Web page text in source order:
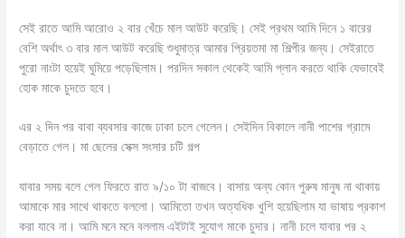
সেই রাতে আমি আরোও ২ বার খেঁচে মাল আউট করেছি। সেই প্রথম আমি দিনে ১ বারের
বেশি অর্থাৎ ৩ বার মাল আউট করেছি শুধুমাত্র আমার প্রিয়তমা মা শিল্পীর জন্য। সেইরাতে
পুরো নাংটা হয়েই ঘুমিয়ে পড়েছিলাম। পরদিন সকাল থেকেই আমি প্লান করতে থাকি যেভাবেই
হোক মাকে চুদতে হবে।
এর ২ দিন পর বাবা ব্যবসার কাজে ঢাকা চলে গেলেন। সেইদিন বিকালে নানী পাশের গ্রামে
বেড়াতে গেল। মা ছেলের সেক্স সংসার চটি গল্প
যাবার সময় বলে গেল ফিরতে রাত ৯/১০ টা বাজবে। বাসায় অন্য কোন পুরুষ মানুষ না থাকায়
আমাকে মার সাথে থাকতে বললো। আমিতো তখন অত্যধিক খুশি হয়েছিলাম যা ভাষায় প্রকাশ
করা যাবে না। আমি মনে মনে বললাম এইটাই সুযোগ মাকে চুদার। নানী চলে যাবার পর ২